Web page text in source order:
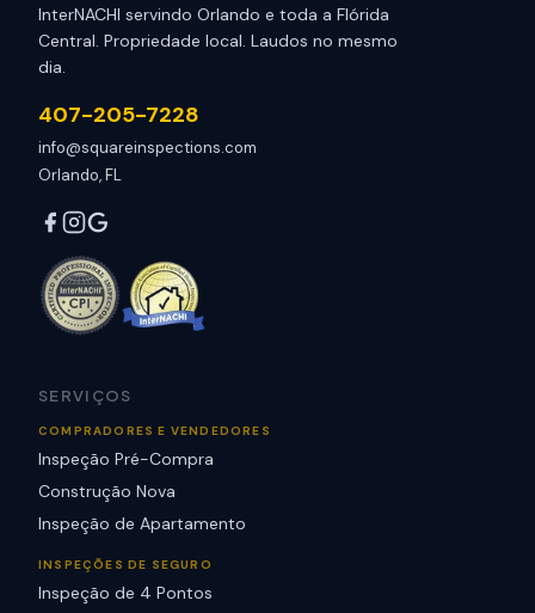
InterNACHI servindo Orlando e toda a Flórida
Central. Propriedade local. Laudos no mesmo
dia.
407-205-7228
info@squareinspections.com
Orlando, FL
SERVIÇOS
COMPRADORES E VENDEDORES
Inspeção Pré-Compra
Construção Nova
Inspeção de Apartamento
INSPEÇÕES DE SEGURO
Inspeção de 4 Pontos